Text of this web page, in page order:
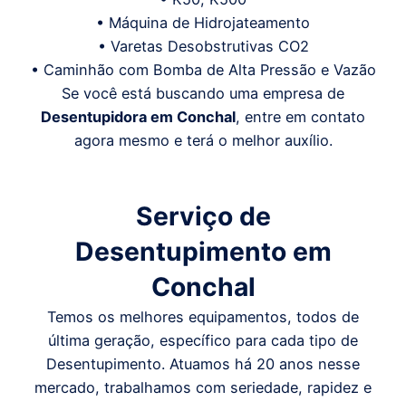
• Máquina de Hidrojateamento
• Varetas Desobstrutivas CO2
• Caminhão com Bomba de Alta Pressão e Vazão
Se você está buscando uma empresa de
Desentupidora em Conchal, entre em contato
agora mesmo e terá o melhor auxílio.
Serviço de
Desentupimento em
Conchal
Temos os melhores equipamentos, todos de
última geração, específico para cada tipo de
Desentupimento. Atuamos há 20 anos nesse
mercado, trabalhamos com seriedade, rapidez e